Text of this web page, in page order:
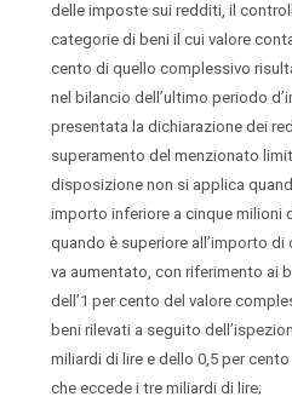
delle imposte sui redditi, il
categorie di beni il cui valore
cento di quello complessivo
nel bilancio dell’ultimo periodo
presentata la dichiarazione dei
superamento del menzionato
disposizione non si applica
importo inferiore a cinque milioni
quando è superiore all’importo di
va aumentato, con riferimento ai
dell’1 per cento del valore
beni rilevati a seguito
miliardi di lire e dello 0,5 per
che eccede i tre miliardi di lire;